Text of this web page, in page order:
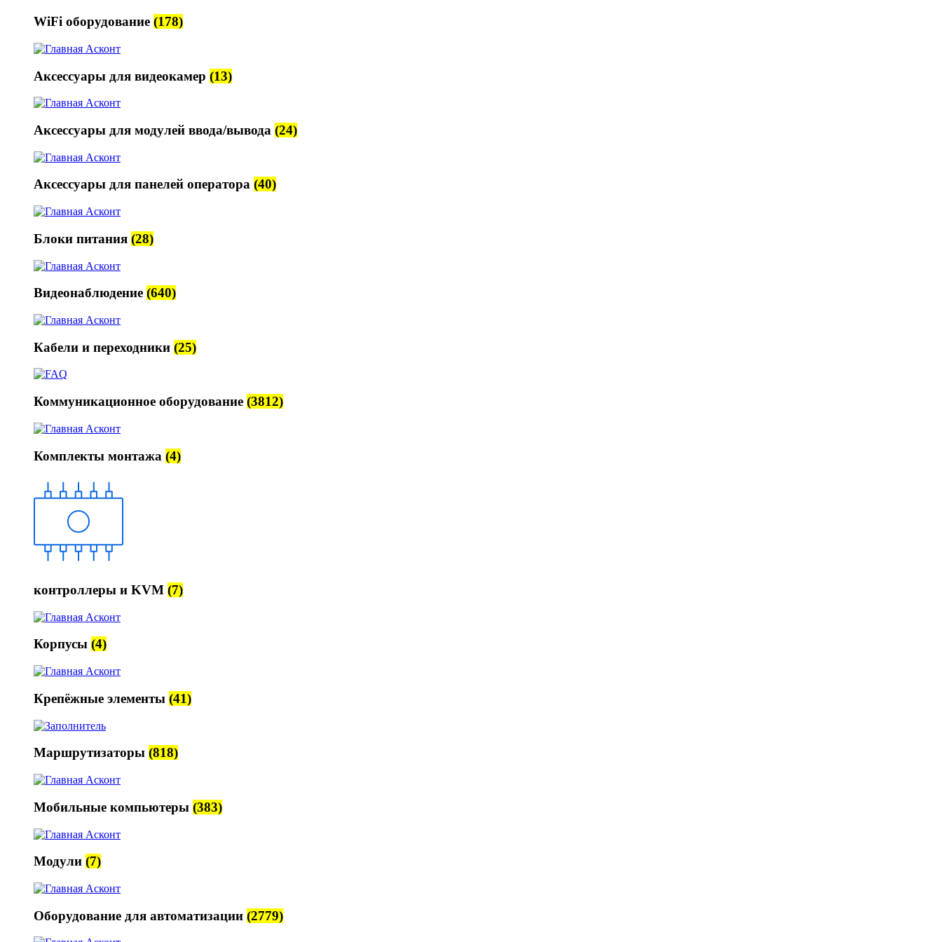
WiFi оборудование (178)
Аксессуары для видеокамер (13)
Аксессуары для модулей ввода/вывода (24)
Аксессуары для панелей оператора (40)
Блоки питания (28)
Видеонаблюдение (640)
Кабели и переходники (25)
Коммуникационное оборудование (3812)
Комплекты монтажа (4)
контроллеры и KVM (7)
Корпусы (4)
Крепёжные элементы (41)
Маршрутизаторы (818)
Мобильные компьютеры (383)
Модули (7)
Оборудование для автоматизации (2779)